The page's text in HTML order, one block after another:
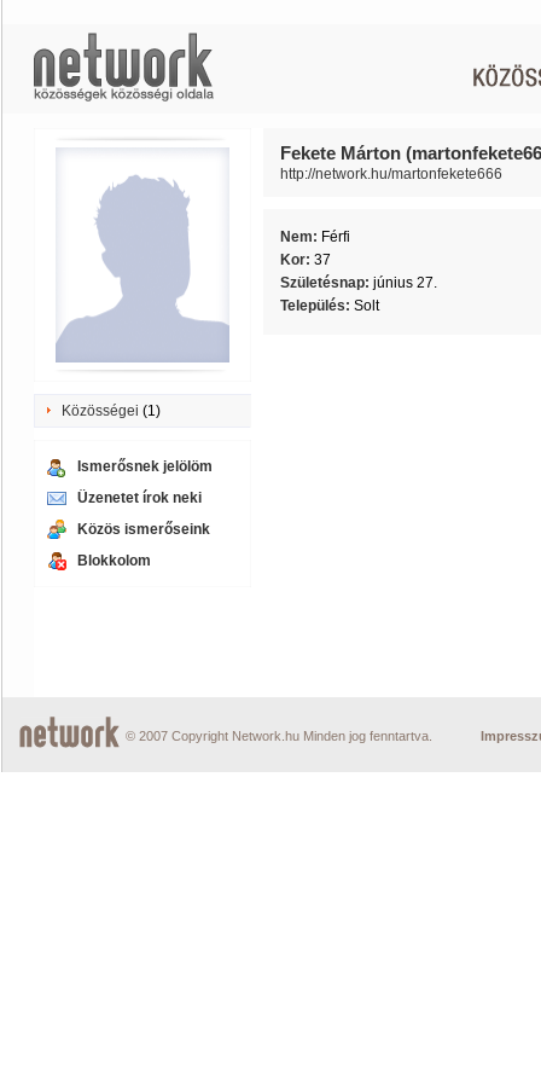
Közösségei (1)
Ismerősnek jelölöm
Üzenetet írok neki
Közös ismerőseink
Blokkolom
Fekete Márton
http://network.hu/martonfekete666
Nem: Férfi
Kor: 37
Születésnap: június 27.
Település: Solt
© 2007 Copyright Network.hu Minden jog fenntartva.